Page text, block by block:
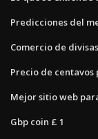
Predicciones del
Comercio de
Precio de centavos
Mejor sitio web
Gbp coin £ 1